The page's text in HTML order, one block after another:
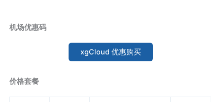
机场优惠码
xgCloud 优惠购买
价格套餐